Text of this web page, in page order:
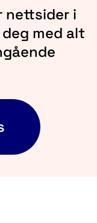
nettsider i
med alt